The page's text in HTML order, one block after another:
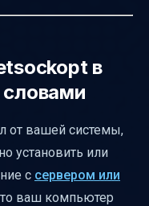
защитников
getsockopt
Mojang
в
от вашей системы,
установить или
с сервером или
ваш компьютер